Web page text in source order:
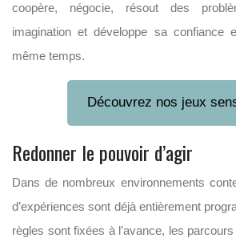
coopère, négocie, résout des
imagination et développe sa
même temps.
Découvrez nos jeux
Redonner le pouvoir d’agir
Dans de nombreux environnements
d’expériences sont déjà entièrement
règles sont fixées à l’avance, les